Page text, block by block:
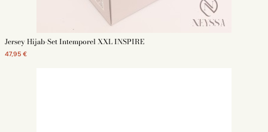
Jersey Hijab-Set Intemporel XXL INSPIRE
47,95 €